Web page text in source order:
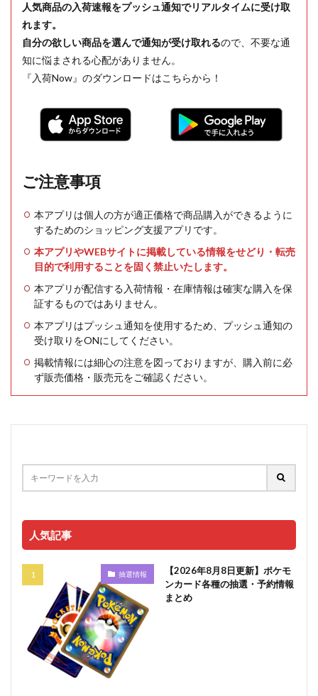
人気商品の入荷速報をプッシュ通知でリアルタイムに受け取
れます。
自分の欲しい商品を選んで通知が受け取れるので、不要な通
知に悩まされる心配がありません。
『入荷Now』のダウンロードはこちらから！
ご注意事項
本アプリは個人の方が適正価格で商品購入ができるように
するためのショッピング支援アプリです。
本アプリやWEBサイトに掲載している情報をせどり・転売
目的で利用することを固く禁止いたします。
本アプリが配信する入荷情報・在庫情報は確実な購入を保
証するものではありません。
本アプリはプッシュ通知を使用するため、プッシュ通知の
受け取りをONにしてください。
掲載情報には細心の注意を図っておりますが、購入前に必
ず販売価格・販売元をご確認ください。
人気記事
抽選情報
【2026年8月8日更新】ポケモ
ンカード各種の抽選・予約情報
まとめ